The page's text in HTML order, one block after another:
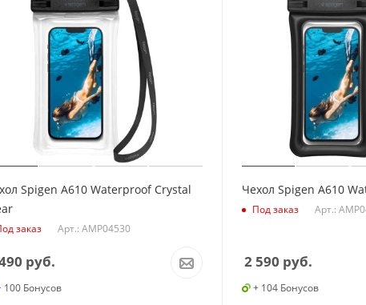
Spigen A610 Waterproof Crystal
заказ Арт.: AMP04530
руб.
100 Бонусов
Чехол Spigen A610
Под заказ Арт.:
2 590 руб.
+ 104 Бонусов